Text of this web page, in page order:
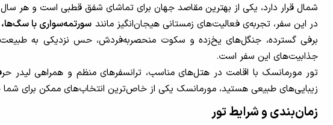
شمال قرار دارد، یکی از بهترین مقاصد جهان برای تماشای شفق قطبی است و هر سال
در این سفر، تجربه‌ی فعالیت‌های زمستانی هیجان‌انگیز مانند سورتمه‌سواری با سگ‌ها،
برفی گسترده، جنگل‌های یخ‌زده و سکوت منحصربه‌فردش، حس نزدیکی به طبیعت
جذابیت‌های این سفر است.
تور مورمانسک با اقامت در هتل‌های مناسب، ترانسفرهای منظم و همراهی لیدر
زیبایی‌های طبیعی هستید، مورمانسک یکی از خاص‌ترین انتخاب‌های ممکن برای
زمان‌بندی و شرایط تور